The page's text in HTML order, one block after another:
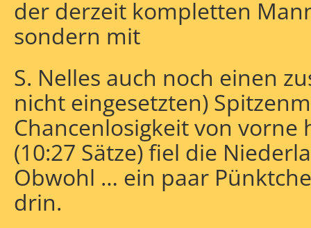
der derzeit kompletten
sondern mit
S. Nelles auch noch einen
nicht eingesetzten)
Chancenlosigkeit von vorne
(10:27 Sätze) fiel die
Obwohl … ein paar
drin.